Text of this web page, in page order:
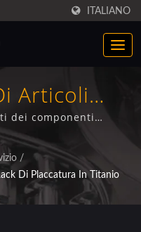
ITALIANO
Articoli
Plastica E
Qualità
dei componenti
del rack con
avanzata
/
Di Placcatura In Titanio